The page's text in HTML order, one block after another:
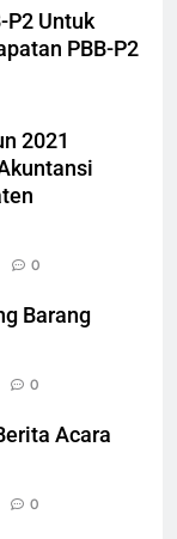
P2 Untuk
PBB-P2
2021
0
Barang
0
Acara
0